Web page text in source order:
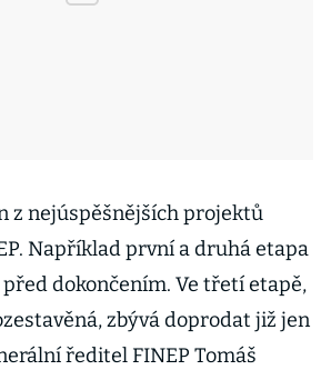
z nejúspěšnějších projektů
Například první a druhá etapa
dokončením. Ve třetí etapě,
zbývá doprodat již jen
ředitel FINEP Tomáš